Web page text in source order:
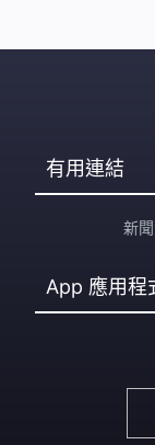
有用連結
新
App 應用程